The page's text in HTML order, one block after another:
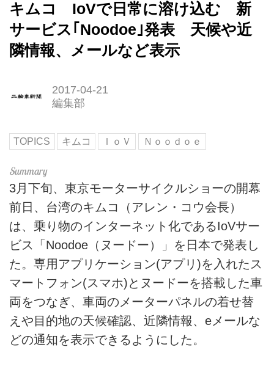
キムコ IoVで日常に溶け込む 新
サービス｢Noodoe｣発表 天候や近
隣情報、メールなど表示
2017-04-21
編集部
TOPICS キムコ ＩｏＶ Ｎｏｏｄｏｅ
3月下旬、東京モーターサイクルショーの開幕
前日、台湾のキムコ（アレン・コウ会長）
は、乗り物のインターネット化であるIoVサー
ビス「Noodoe（ヌードー）」を日本で発表し
た。専用アプリケーション(アプリ)を入れたス
マートフォン(スマホ)とヌードーを搭載した車
両をつなぎ、車両のメーターパネルの着せ替
えや目的地の天候確認、近隣情報、eメールな
どの通知を表示できるようにした。